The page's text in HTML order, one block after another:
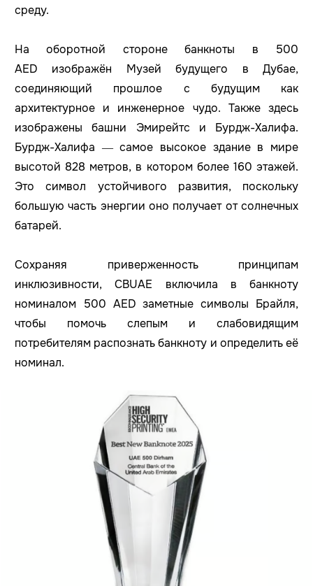
среду.
На оборотной стороне банкноты в 500
AED изображён Музей будущего в Дубае,
соединяющий прошлое с будущим как
архитектурное и инженерное чудо. Также здесь
изображены башни Эмирейтс и Бурдж-Халифа.
Бурдж-Халифа — самое высокое здание в мире
высотой 828 метров, в котором более 160 этажей.
Это символ устойчивого развития, поскольку
большую часть энергии оно получает от солнечных
батарей.
Сохраняя приверженность принципам
инклюзивности, CBUAE включила в банкноту
номиналом 500 AED заметные символы Брайля,
чтобы помочь слепым и слабовидящим
потребителям распознать банкноту и определить её
номинал.